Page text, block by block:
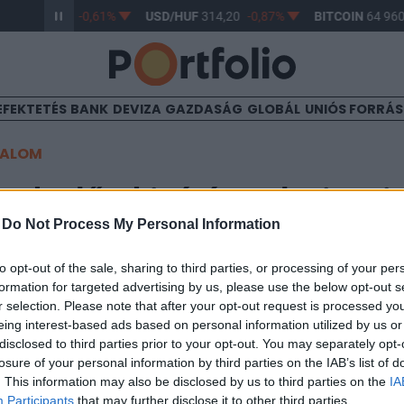
Do Not Process My Personal Information
opt-out of the sale, sharing to third parties, or processing of your
for targeted advertising by us, please use the below opt-out
selection. Please note that after your opt-out request is processed
interest-based ads based on personal information utilized by us
to third parties prior to your opt-out. You may separately
of your personal information by third parties on the IAB’s list of
This information may also be disclosed by us to third parties on the
Participants that may further disclose it to other third parties.
363,17 -0,61% USD/HUF314,20 -0,87% BITCOIN64
BANK DEVIZA GAZDASÁG GLOBÁL UNIÓS
előtt kivárás a
Rt.)
ragadt a forint, egyelőre várat magára a sokat emlegetett
a Jegybank és a Pénzügyminisztérium között, a hazai
ennek megfelelöen a forintpiac is nyugodt. Nem így a dollár,